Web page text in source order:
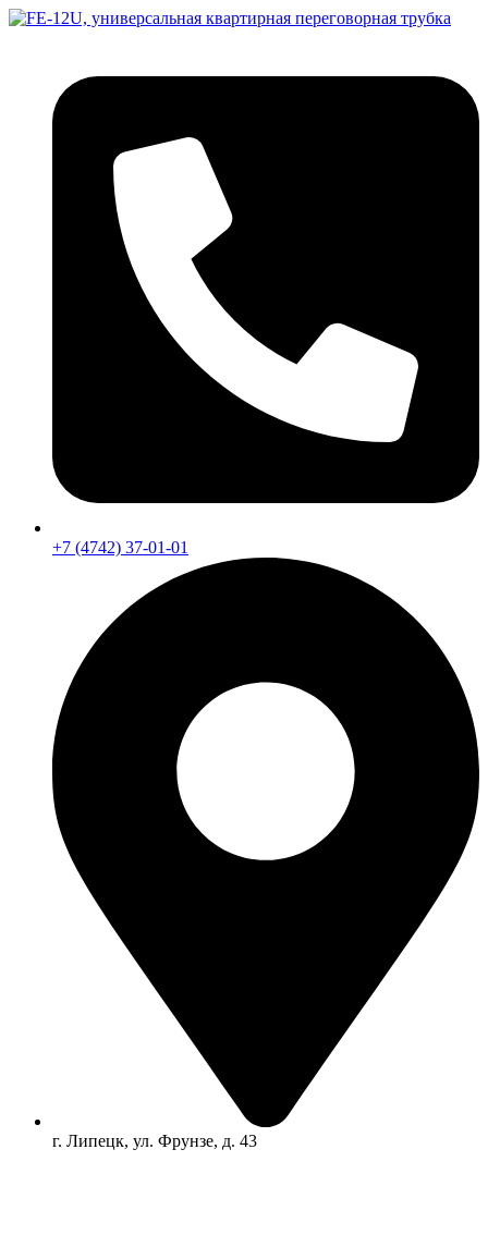
Перейти
+7 (4742) 37-01-01
г. Липецк, ул. Фрунзе, д. 43